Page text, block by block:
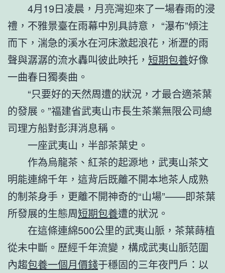
4月19日凌晨，月亮灣迎來了一場春雨的浸
禮，不雅景臺在雨幕中別具詩意， “瀑布”傾注
而下，湍急的溪水在河床激起浪花，淅瀝的雨
聲與潺潺的流水轟叫彼此映托， 短期包養好像
一曲春日獨奏曲。
“只要好的天然周遭的狀況，才最合適茶葉
的發展。”福建省武夷山市長生茶業無限公司總
司理方船對彭湃消息稱。
一座武夷山，半部茶葉史。
作為烏龍茶、紅茶的起源地，武夷山茶文
明能連綿千年，這背后既離不開本地茶人成熟
的制茶身手，更離不開神奇的“山場”——即茶葉
所發展的生態周短期包養遭的狀況。
在這條連綿500公里的武夷山脈，茶葉蒔植
從未中斷。歷經千年流變，構成武夷山脈范圍
內趨包養一個月價錢于穩固的三年夜門戶：以